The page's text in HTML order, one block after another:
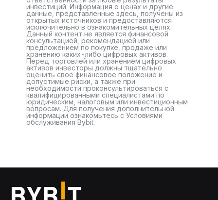
инвестиций. Информация о ценах и другие
данные, представленные здесь, получены из
открытых источников и предоставляются
исключительно в ознакомительных целях.
Данный контент не является финансовой
консультацией, рекомендацией или
предложением по покупке, продаже или
хранению каких-либо цифровых активов.
Перед торговлей или хранением цифровых
активов инвесторы должны тщательно
оценить свое финансовое положение и
допустимые риски, а также при
необходимости проконсультироваться с
квалифицированными специалистами по
юридическим, налоговым или инвестиционным
вопросам. Для получения дополнительной
информации ознакомьтесь с Условиями
обслуживания Bybit.